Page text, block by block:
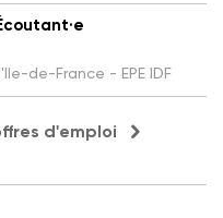
de-France - EPE IDF
d'emploi